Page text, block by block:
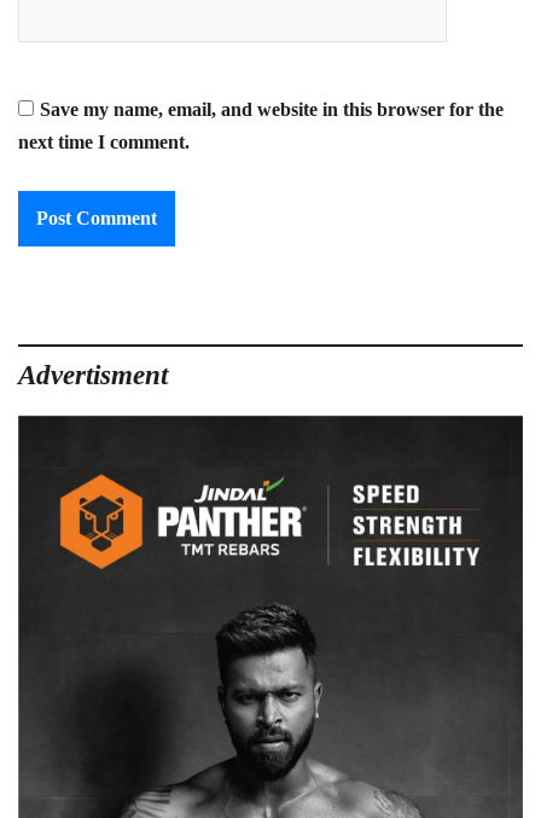
Save my name, email, and website in this browser for the
next time I comment.
Advertisment